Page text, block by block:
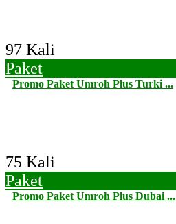
97 Kali
Paket
Promo Paket Umroh Plus Turki ...
75 Kali
Paket
Promo Paket Umroh Plus Dubai ...